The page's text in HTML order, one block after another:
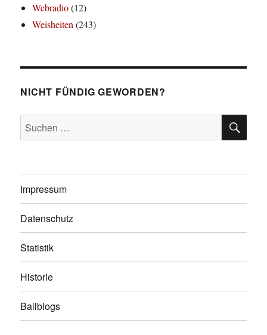
Webradio(12)
Weisheiten(243)
NICHT FÜNDIG GEWORDEN?
Suchen
nach:
Impressum
Datenschutz
Statistik
Historie
Ballblogs